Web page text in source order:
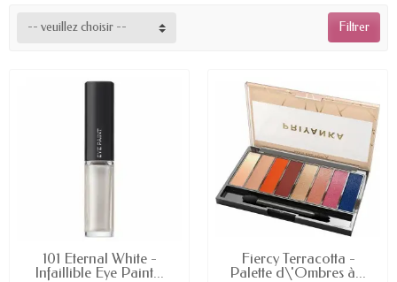
Filtrer
-- veuillez choisir --
EN STOCK
101 Eternal White -
Infaillible Eye Paint...
EN STOCK
Fiercy Terracotta -
Palette d\'Ombres à...